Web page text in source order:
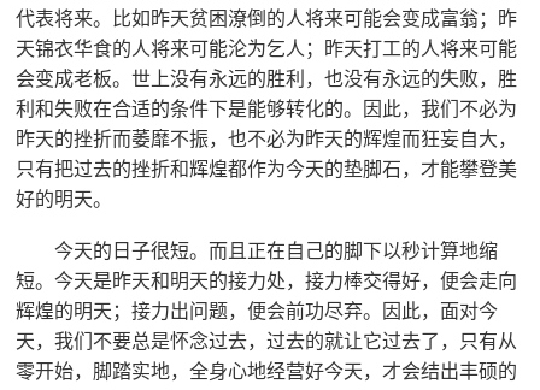
代表将来。比如昨天贫困潦倒的人将来可能会变成富翁；昨
天锦衣华食的人将来可能沦为乞人；昨天打工的人将来可能
会变成老板。世上没有永远的胜利，也没有永远的失败，胜
利和失败在合适的条件下是能够转化的。因此，我们不必为
昨天的挫折而萎靡不振，也不必为昨天的辉煌而狂妄自大，
只有把过去的挫折和辉煌都作为今天的垫脚石，才能攀登美
好的明天。
今天的日子很短。而且正在自己的脚下以秒计算地缩
短。今天是昨天和明天的接力处，接力棒交得好，便会走向
辉煌的明天；接力出问题，便会前功尽弃。因此，面对今
天，我们不要总是怀念过去，过去的就让它过去了，只有从
零开始，脚踏实地，全身心地经营好今天，才会结出丰硕的